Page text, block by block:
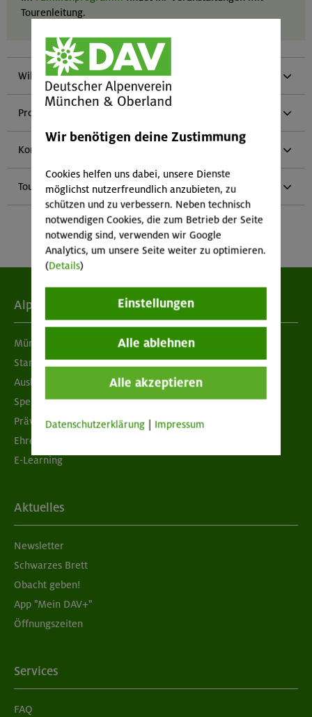
Tourenleitung.
Willkommen bei uns!
Programm
Konzept | Organisation
Touren | Bilder
Alpenverein
München & Oberland
Standorte
Ausbildung & Jobs
Spenden
Prävention sexualisierter Gewalt
Ehrenamtsbörse
E-Learning
Aktuelles
Newsletter
Schwarzes Brett
Obacht geben!
App "Mein DAV+"
Öffnungszeiten
Services
FAQ
Wir benötigen deine Zustimmung
Cookies helfen uns dabei, unsere Dienste
möglichst nutzerfreundlich anzubieten, zu
schützen und zu verbessern. Neben technisch
notwendigen Cookies, die zum Betrieb der Seite
notwendig sind, verwenden wir Google
Analytics, um unsere Seite weiter zu optimieren.
(Details)
Einstellungen
Alle ablehnen
Alle akzeptieren
Datenschutzerklärung Impressum